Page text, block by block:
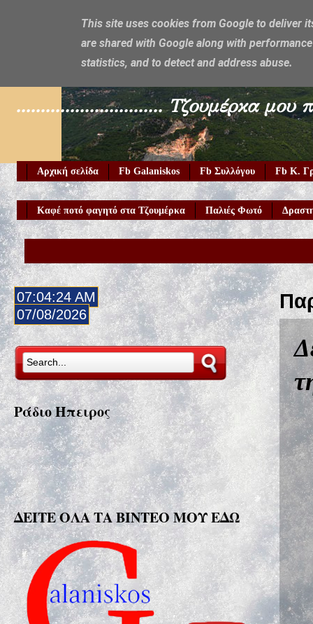
Galaniskos
.............................. Τζουμέρκα μου
Αρχική σελίδα Fb Galaniskos Fb Συλλόγου Fb Κ.
Καφέ ποτό φαγητό στα Τζουμέρκα Παλιές Φωτό
07:04:25 AM
07/08/2026
Ράδιο Ήπειρος
ΔΕΙΤΕ ΟΛΑ ΤΑ ΒΙΝΤΕΟ ΜΟΥ ΕΔΩ
This site uses cookies from Google to deliver
are shared with Google along with
statistics, and to detect and address abuse.